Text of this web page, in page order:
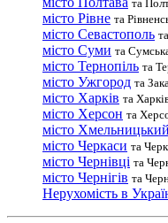
та
місто Рівне та
місто Севастополь
місто Суми та
місто Тернопіль та
місто Ужгород та
місто Харків та
місто Херсон та
місто Хмельницький
місто Черкаси та
місто Чернівці та
місто Чернігів та
Нерухомість в